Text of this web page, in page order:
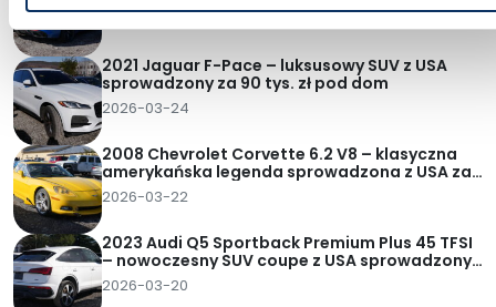
pod dom
2026-03-26
2021 Jaguar F-Pace – luksusowy SUV z USA
sprowadzony za 90 tys. zł pod dom
2026-03-24
2008 Chevrolet Corvette 6.2 V8 – klasyczna
amerykańska legenda sprowadzona z USA za
62 tys. zł pod dom
2026-03-22
2023 Audi Q5 Sportback Premium Plus 45 TFSI
– nowoczesny SUV coupe z USA sprowadzony
za 95 tys. zł pod dom
2026-03-20